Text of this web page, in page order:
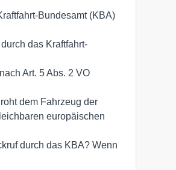
Bundesamt (KBA)
das Kraftfahrt-
Art. 5 Abs. 2 VO
dem Fahrzeug der
europäischen
durch das KBA? Wenn